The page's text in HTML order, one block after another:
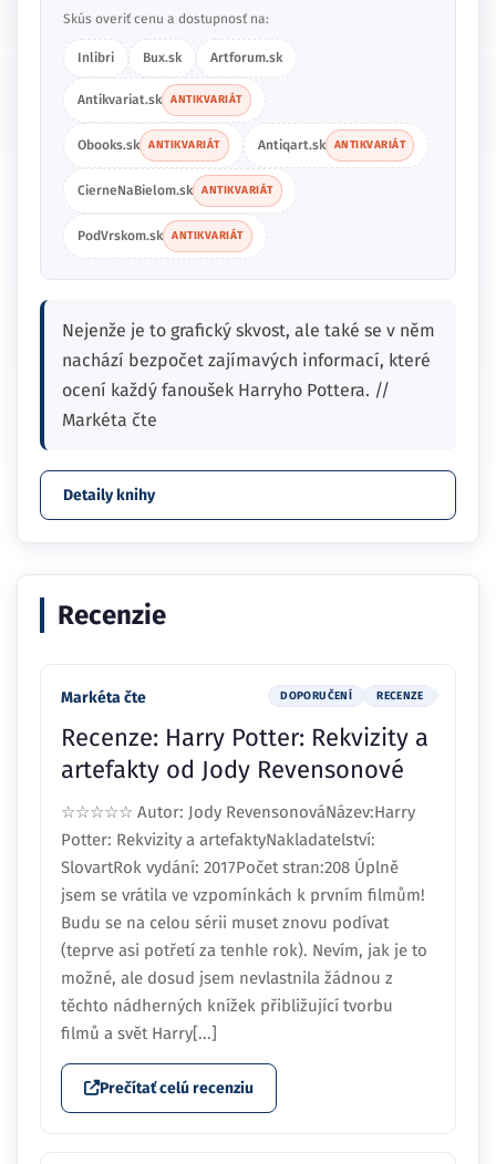
Skús overiť cenu a dostupnosť na:
Inlibri Bux.sk Artforum.sk
Antikvariat.sk ANTIKVARIÁT
Obooks.sk ANTIKVARIÁT Antiqart.sk ANTIKVARIÁT
CierneNaBielom.sk ANTIKVARIÁT
PodVrskom.sk ANTIKVARIÁT
Nejenže je to grafický skvost, ale také se v něm
nachází bezpočet zajímavých informací, které
ocení každý fanoušek Harryho Pottera. //
Markéta čte
Detaily knihy
Recenzie
Markéta čte DOPORUČENÍ RECENZE
Recenze: Harry Potter: Rekvizity a
artefakty od Jody Revensonové
☆☆☆☆☆ Autor: Jody RevensonováNázev:Harry
Potter: Rekvizity a artefaktyNakladatelství:
SlovartRok vydání: 2017Počet stran:208 Úplně
jsem se vrátila ve vzpomínkách k prvním filmům!
Budu se na celou sérii muset znovu podívat
(teprve asi potřetí za tenhle rok). Nevím, jak je to
možné, ale dosud jsem nevlastnila žádnou z
těchto nádherných knížek přibližující tvorbu
filmů a svět Harry[...]
Prečítať celú recenziu